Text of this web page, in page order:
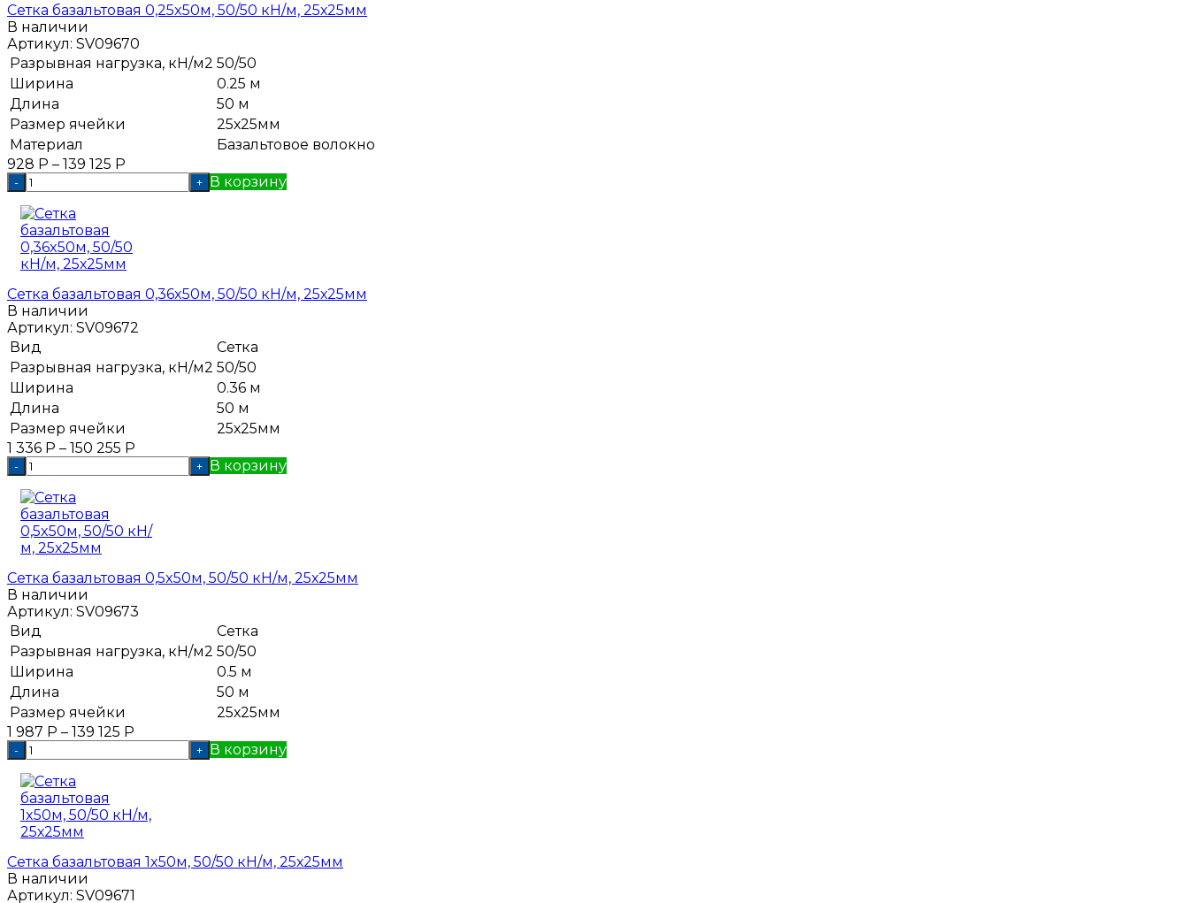
Сетка базальтовая 0,25x50м, 50/50 кН/м, 25х25мм
В наличии
Артикул: SV09670
Разрывная нагрузка, кН/м2 50/50
Ширина
0.25 м
Длина
50 м
Размер ячейки
25х25мм
Материал
Базальтовое волокно
928 Р – 139 125 Р
- + В корзину
Сетка базальтовая 0,36x50м, 50/50 кН/м, 25х25мм
В наличии
Артикул: SV09672
Вид
Сетка
Разрывная нагрузка, кН/м2 50/50
Ширина
0.36 м
Длина
50 м
Размер ячейки
25х25мм
1 336 Р – 150 255 Р
- + В корзину
Сетка базальтовая 0,5x50м, 50/50 кН/м, 25х25мм
В наличии
Артикул: SV09673
Вид
Сетка
Разрывная нагрузка, кН/м2 50/50
Ширина
0.5 м
Длина
50 м
Размер ячейки
25х25мм
1 987 Р – 139 125 Р
- + В корзину
Сетка базальтовая 1x50м, 50/50 кН/м, 25х25мм
В наличии
Артикул: SV09671